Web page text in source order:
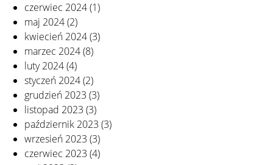
czerwiec 2024(1)
maj 2024(2)
kwiecień 2024(3)
marzec 2024(8)
luty 2024(4)
styczeń 2024(2)
grudzień 2023 (3)
listopad 2023 (3)
październik 2023 (3)
wrzesień 2023 (3)
czerwiec 2023 (4)